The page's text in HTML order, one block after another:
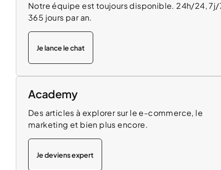
Notre équipe est toujours disponible. 24h/24, 7j/
365 jours par an.
Je lance le chat
Academy
Des articles à explorer sur le e-commerce, le
marketing et bien plus encore.
Je deviens expert